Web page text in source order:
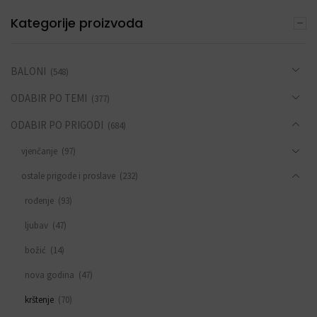
Kategorije proizvoda
BALONI (548)
ODABIR PO TEMI (377)
ODABIR PO PRIGODI (684)
vjenčanje (97)
ostale prigode i proslave (232)
rođenje (93)
ljubav (47)
božić (14)
nova godina (47)
krštenje (70)